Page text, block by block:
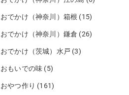
おでかけ（神奈川）箱根 (15)
おでかけ（神奈川）鎌倉 (26)
おでかけ（茨城）水戸 (3)
おもいでの味 (5)
おやつ作り (161)